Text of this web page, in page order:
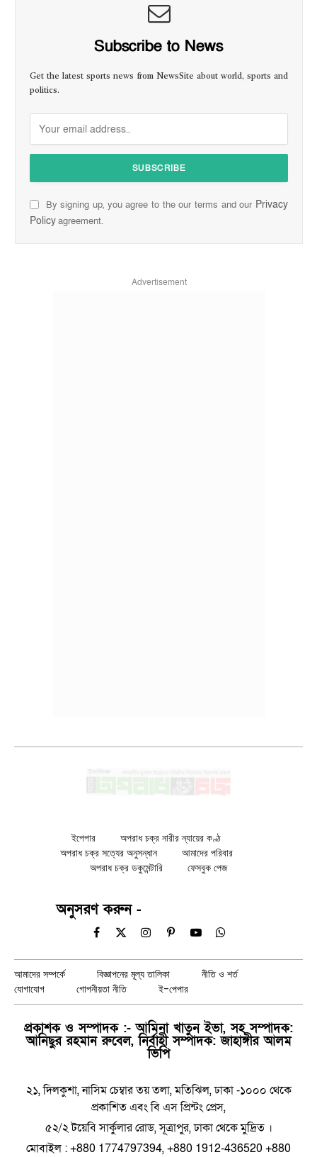
Subscribe to News
Get the latest sports news from NewsSite about world, sports and
politics.
By signing up, you agree to the our terms and our Privacy
Policyagreement.
Advertisement
ইপেপার
অপরাধ চক্র নারীর ন্যায়ের কণ্ঠ
অপরাধ চক্র সত্যের অনুসন্ধান
আমাদের পরিবার
অপরাধ চক্র ডকুমেন্টারি
ফেসবুক পেজ
অনুসরণ করুন -
Facebook
X
InstagramPinterestYouTubeWhatsApp
আমাদের সম্পর্কে বিজ্ঞাপনের মূল্য তালিকা
নীতি ও শর্ত
যোগাযোগ
গোপনীয়তা নীতি ই-পেপার
প্রকাশক ও সম্পাদক :- আমিনা খাতুন ইভা, সহ সম্পাদক:
আনিছুর রহমান রুবেল, নির্বাহী সম্পাদক: জাহাঙ্গীর আলম
ভিপি
২১, দিলকুশা, নাসিম চেম্বার তয় তলা, মতিঝিল, ঢাকা -১০০০ থেকে
প্রকাশিত এবং বি এস প্রিন্টং প্রেস,
৫২/২ টয়েবি সার্কুলার রোড, সূত্রাপুর, ঢাকা থেকে মুদ্রিত ।
মোবাইল : +880 1774797394, +880 1912-436520 +880